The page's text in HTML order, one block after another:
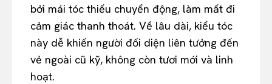
bởi mái tóc thiếu chuyển động, làm mất đi
cảm giác thanh thoát. Về lâu dài, kiểu tóc
này dễ khiến người đối diện liên tưởng đến
vẻ ngoài cũ kỹ, không còn tươi mới và linh
hoạt.